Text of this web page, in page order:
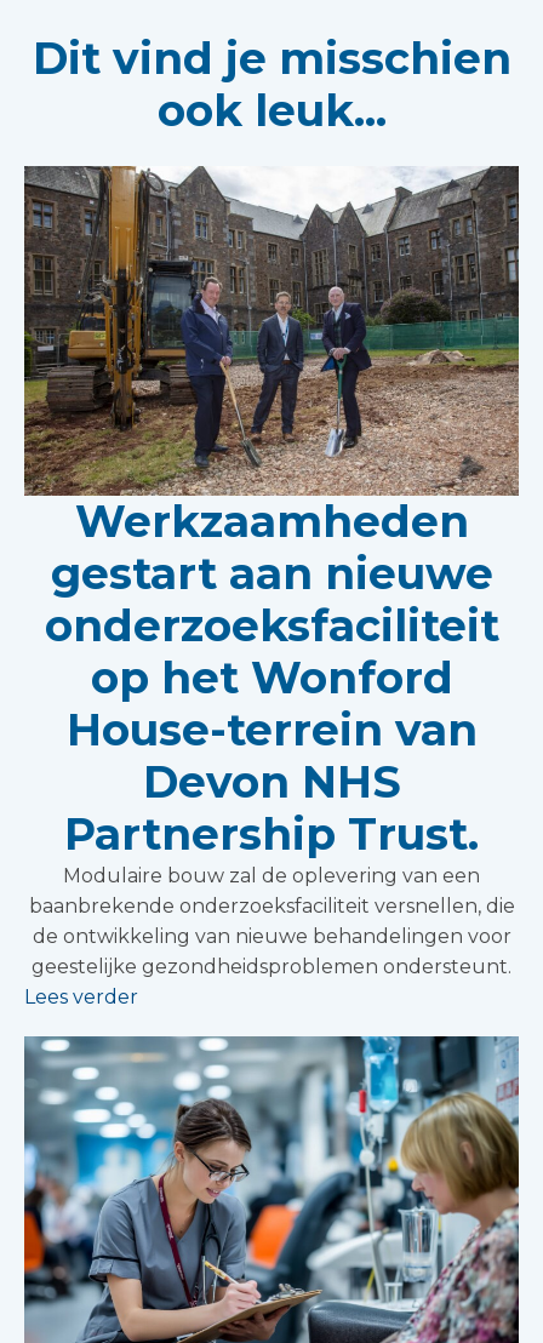
Dit vind je misschien
ook leuk...
Werkzaamheden
gestart aan nieuwe
onderzoeksfaciliteit
op het Wonford
House-terrein van
Devon NHS
Partnership Trust.
Modulaire bouw zal de oplevering van een
baanbrekende onderzoeksfaciliteit versnellen, die
de ontwikkeling van nieuwe behandelingen voor
geestelijke gezondheidsproblemen ondersteunt.
Lees verder